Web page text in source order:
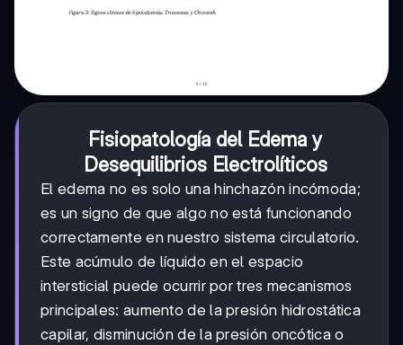
Fisiopatología del Edema y
Desequilibrios Electrolíticos
El edema no es solo una hinchazón incómoda;
es un signo de que algo no está funcionando
correctamente en nuestro sistema circulatorio.
Este acúmulo de líquido en el espacio
intersticial puede ocurrir por tres mecanismos
principales: aumento de la presión hidrostática
capilar, disminución de la presión oncótica o